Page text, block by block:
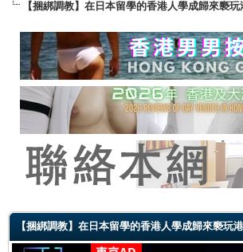
【捆綁調教】在日本留學的香港人學成歸來褻
【捆綁調教】在日本留學的香港人學成歸來褻玩